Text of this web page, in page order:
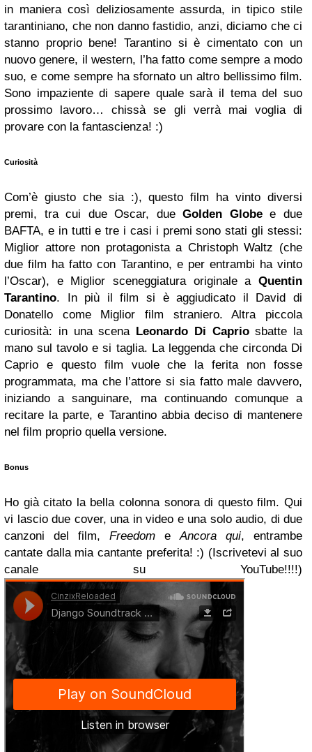
in maniera così deliziosamente assurda, in tipico stile
tarantiniano, che non danno fastidio, anzi, diciamo che ci
stanno proprio bene! Tarantino si è cimentato con un
nuovo genere, il western, l’ha fatto come sempre a modo
suo, e come sempre ha sfornato un altro bellissimo film.
Sono impaziente di sapere quale sarà il tema del suo
prossimo lavoro… chissà se gli verrà mai voglia di
provare con la fantascienza! :)
Curiosità
Com’è giusto che sia :), questo film ha vinto diversi
premi, tra cui due Oscar, dueGolden Globee due
BAFTA, e in tutti e tre i casi i premi sono stati gli stessi:
Miglior attore non protagonista a Christoph Waltz (che
due film ha fatto con Tarantino, e per entrambi ha vinto
l’Oscar), e Miglior sceneggiatura originale a Quentin
Tarantino. In più il film si è aggiudicato il David di
Donatello come Miglior film straniero. Altra piccola
curiosità: in una scena Leonardo Di Capriosbatte la
mano sul tavolo e si taglia. La leggenda che circonda Di
Caprio e questo film vuole che la ferita non fosse
programmata, ma che l’attore si sia fatto male davvero,
iniziando a sanguinare, ma continuando comunque a
recitare la parte, e Tarantino abbia deciso di mantenere
nel film proprio quella versione.
Bonus
Ho già citato la bella colonna sonora di questo film. Qui
vi lascio due cover, una in video e una solo audio, di due
canzoni del film, Freedom eAncora qui, entrambe
cantate dalla mia cantante preferita! :) (Iscrivetevi al suo
canale su YouTube!!!!)